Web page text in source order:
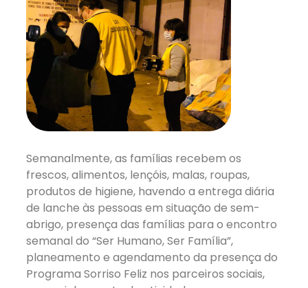
Semanalmente, as famílias recebem os
frescos, alimentos, lençóis, malas, roupas,
produtos de higiene, havendo a entrega diária
de lanche às pessoas em situação de sem-
abrigo, presença das famílias para o encontro
semanal do “Ser Humano, Ser Família”,
planeamento e agendamento da presença do
Programa Sorriso Feliz nos parceiros sociais,